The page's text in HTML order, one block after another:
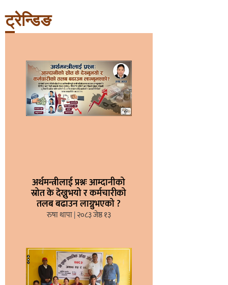
ट्रेन्डिङ
अर्थमन्त्रीलाई प्रश्नः आम्दानीको
स्रोत के देख्नुभयो र कर्मचारीको
तलब बढाउन लाग्नुभएको ?
रुषा थापा २०८३ जेष्ठ १३